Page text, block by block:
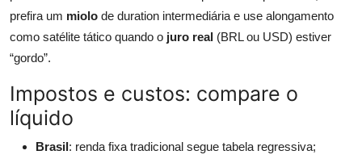
prefira um miolo de duration intermediária e use alongamento
como satélite tático quando o juro real (BRL ou USD) estiver
“gordo”.
Impostos e custos: compare o
líquido
Brasil: renda fixa tradicional segue tabela regressiva;